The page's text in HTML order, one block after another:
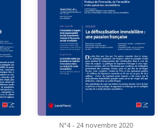
N°4 - 24 novembre 2020